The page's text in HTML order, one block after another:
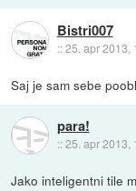
Bistri007
::25. apr 2013,
Saj je sam sebe
para!
::25. apr 2013,
Jako inteligentni tile